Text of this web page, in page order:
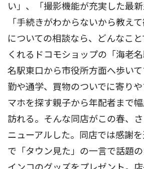
い」、「撮影機能が充実した最新
「手続きがわからないから教え
についての相談なら、どんなこ
くれるドコモショップの「海老
名駅東口から市役所方面へ歩い
勤や通学、買物のついでに寄り
マホを探す親子から年配者まで
訪れる。そんな同店がこの春、
ニューアルした。同店では感謝
で「タウン見た」の一言で話題